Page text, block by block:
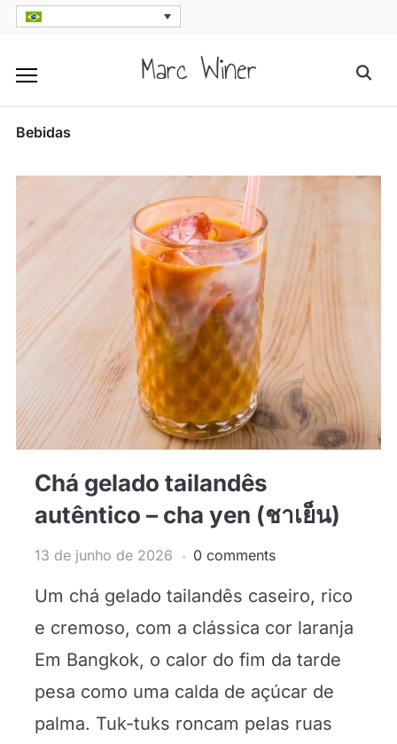
Skip
content
Marc Winer
Bebidas
Chá gelado tailandês
autêntico – cha yen (ชาเย็น)
13 de junho de 2026 0 comments
Um chá gelado tailandês caseiro, rico
e cremoso, com a clássica cor laranja
Em Bangkok, o calor do fim da tarde
pesa como uma calda de açúcar de
palma. Tuk-tuks roncam pelas ruas